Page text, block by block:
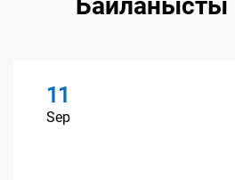
Байланысты
11
Sep